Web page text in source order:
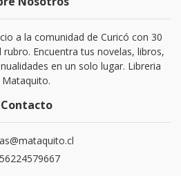
a la comunidad de Curicó con 30
Encuentra tus novelas, libros,
en un solo lugar. Libreria
Mataquito.
Contacto